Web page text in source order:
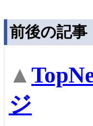
前後の記事
▲
ジ